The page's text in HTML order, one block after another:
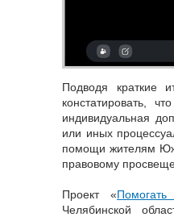
Подводя краткие
констатировать,
индивидуальная
или иных
помощи жителям
правовому
Проект «
Челябинской